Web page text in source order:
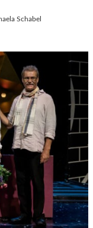
Schabel